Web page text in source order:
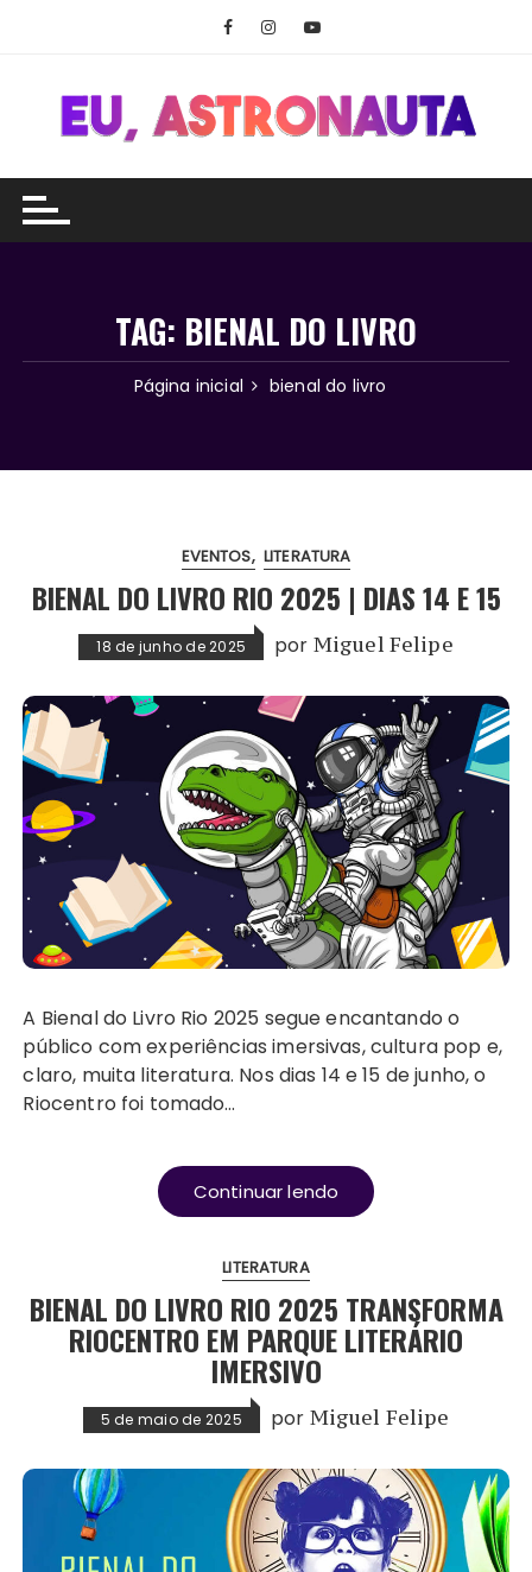
conteúdo
TAG: BIENAL DO LIVRO
Página inicial bienal do livro
EVENTOS LITERATURA
BIENAL DO LIVRO RIO 2025 | DIAS 14 E 15
18 de junho de 2025 por Miguel Felipe
A Bienal do Livro Rio 2025 segue encantando o
público com experiências imersivas, cultura pop e,
claro, muita literatura. Nos dias 14 e 15 de junho, o
Riocentro foi tomado…
Continuar lendo
LITERATURA
BIENAL DO LIVRO RIO 2025 TRANSFORMA
RIOCENTRO EM PARQUE LITERÁRIO
IMERSIVO
5 de maio de 2025 por Miguel Felipe